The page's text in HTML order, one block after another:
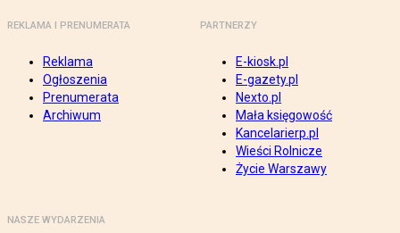
REKLAMA I PRENUMERATA
Reklama
Ogłoszenia
Prenumerata
Archiwum
PARTNERZY
E-kiosk.pl
E-gazety.pl
Nexto.pl
Mała księgowość
Kancelarierp.pl
Wieści Rolnicze
Życie Warszawy
NASZE WYDARZENIA